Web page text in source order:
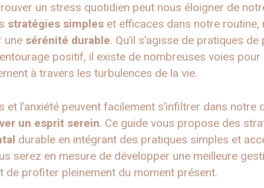
un stress quotidien peut nous éloigner de
stratégies simples et efficaces dans notre
une sérénité durable. Qu’il s’agisse de pratiques
positif, il existe de nombreuses voies
à travers les turbulences de la vie.
et l’anxiété peuvent facilement s’infiltrer dans notre
un esprit serein. Ce guide vous propose des
durable en intégrant des pratiques simples et
serez en mesure de développer une meilleure
de profiter pleinement du moment présent.